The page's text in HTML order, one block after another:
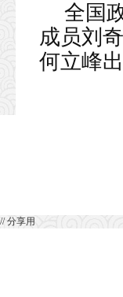
全国
成员刘
何立峰
// 分享用